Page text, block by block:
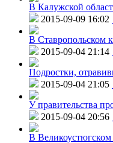
В Калужской
2015-09-09 16:02
В Ставропольском
2015-09-04 21:14
Подростки,
2015-09-04 21:05
У правительства
2015-09-04 20:56
В